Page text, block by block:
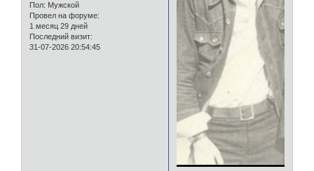
Пол: Мужской
Провел на форуме:
1 месяц 29 дней
Последний визит:
31-07-2026 20:54:45